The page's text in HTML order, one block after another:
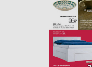
Messung der
Messung der
Analyse von